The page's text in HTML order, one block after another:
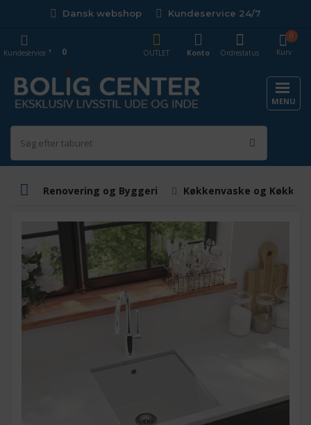
Dansk webshop Kundeservice 24/7
Kurv
0
OUTLET
Konto Ordrestatus
Kundeservice 0
MENU
Renovering og Byggeri Køkkenvaske og